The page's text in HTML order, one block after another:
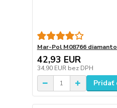
Mar-Pol M08766
42,93 EUR
34,90 EUR bez DPH
Pridať